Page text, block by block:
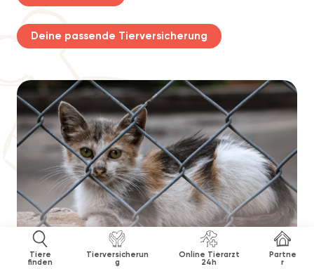
Tiere
finden
Tierversicherun
g
Online Tierarzt
24h
Partne
r
Deine passende Tierversicherung